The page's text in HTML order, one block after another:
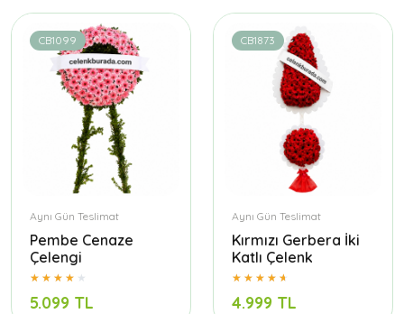
CB1099
Aynı Gün Teslimat
Pembe Cenaze
Çelengi
5.099 TL
CB1873
Aynı Gün Teslimat
Kırmızı Gerbera İki
Katlı Çelenk
4.999 TL